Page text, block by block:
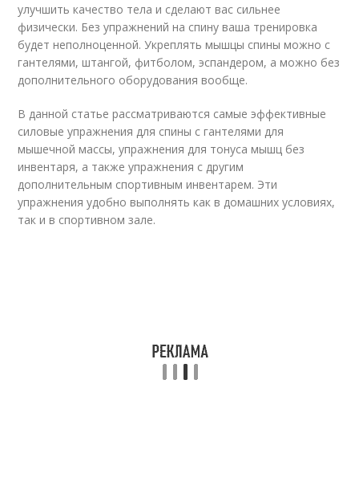
улучшить качество тела и сделают вас сильнее
физически. Без упражнений на спину ваша тренировка
будет неполноценной. Укреплять мышцы спины можно с
гантелями, штангой, фитболом, эспандером, а можно без
дополнительного оборудования вообще.
В данной статье рассматриваются самые эффективные
силовые упражнения для спины с гантелями для
мышечной массы, упражнения для тонуса мышц без
инвентаря, а также упражнения с другим
дополнительным спортивным инвентарем. Эти
упражнения удобно выполнять как в домашних условиях,
так и в спортивном зале.